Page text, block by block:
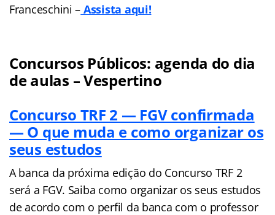
Franceschini – Assista aqui!
Concursos Públicos: agenda do dia
de aulas – Vespertino
Concurso TRF 2 — FGV confirmada
— O que muda e como organizar os
seus estudos
A banca da próxima edição do Concurso TRF 2
será a FGV. Saiba como organizar os seus estudos
de acordo com o perfil da banca com o professor